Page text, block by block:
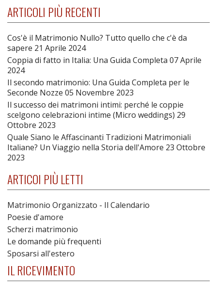
ARTICOLI PIÙ RECENTI
Cos'è il Matrimonio Nullo? Tutto quello che c'è da
sapere 21 Aprile 2024
Coppia di fatto in Italia: Una Guida Completa 07 Aprile
2024
Il secondo matrimonio: Una Guida Completa per le
Seconde Nozze 05 Novembre 2023
Il successo dei matrimoni intimi: perché le coppie
scelgono celebrazioni intime (Micro weddings) 29
Ottobre 2023
Quale Siano le Affascinanti Tradizioni Matrimoniali
Italiane? Un Viaggio nella Storia dell'Amore 23 Ottobre
2023
ARTICOI PIÙ LETTI
Matrimonio Organizzato - Il Calendario
Poesie d'amore
Scherzi matrimonio
Le domande più frequenti
Sposarsi all'estero
IL RICEVIMENTO